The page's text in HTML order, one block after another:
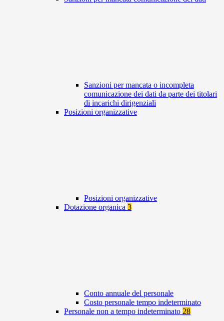
Sanzioni per mancata o incompleta
comunicazione dei dati da parte dei titolari
di incarichi dirigenziali
Posizioni organizzative
Posizioni organizzative
Dotazione organica 3
Conto annuale del personale
Costo personale tempo indeterminato
Personale non a tempo indeterminato 28